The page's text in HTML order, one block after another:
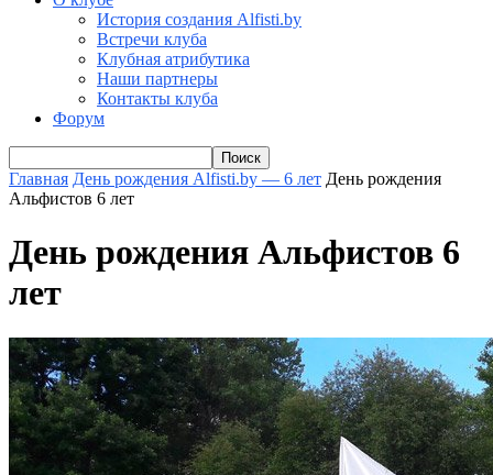
История создания Alfisti.by
Встречи клуба
Клубная атрибутика
Наши партнеры
Контакты клуба
Форум
Главная День рождения Alfisti.by — 6 лет День рождения
Альфистов 6 лет
День рождения Альфистов 6
лет